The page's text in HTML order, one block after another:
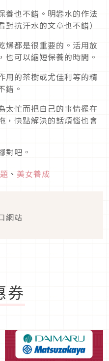
養也不錯。明礬水的作法
對抗汗水的文章也不錯）
燥都是很重要的。活用放
也可以縮短保養的時間。
用的茶樹或尤佳利等的精
錯。
太忙而把自己的事情擺在
，快點解決的話煩惱也會
對吧。
、 美女養成
網站
券